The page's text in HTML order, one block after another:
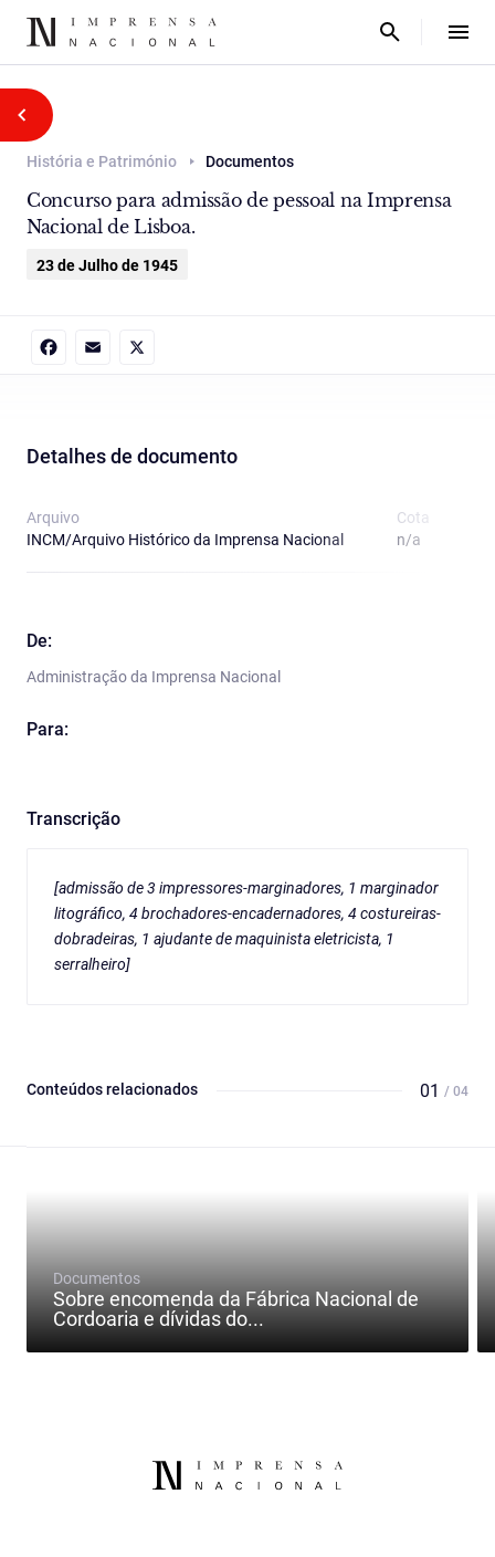
História e Património Documentos
Concurso para admissão de pessoal na Imprensa
Nacional de Lisboa.
23 de Julho de 1945
Detalhes de documento
Arquivo
INCM/Arquivo Histórico da Imprensa Nacional
Cota
n/a
De:
Administração da Imprensa Nacional
Para:
Transcrição
[admissão de 3 impressores-marginadores, 1 marginador
litográfico, 4 brochadores-encadernadores, 4 costureiras-
dobradeiras, 1 ajudante de maquinista eletricista, 1
serralheiro]
Conteúdos relacionados 01 / 04
Documentos
Sobre encomenda da Fábrica Nacional de
Cordoaria e dívidas do...